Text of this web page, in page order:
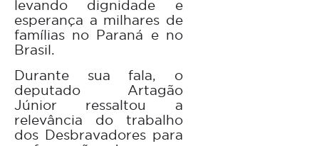
levando dignidade e
esperança a milhares de
famílias no Paraná e no
Brasil.
Durante sua fala, o
deputado Artagão
Júnior ressaltou a
relevância do trabalho
dos Desbravadores para